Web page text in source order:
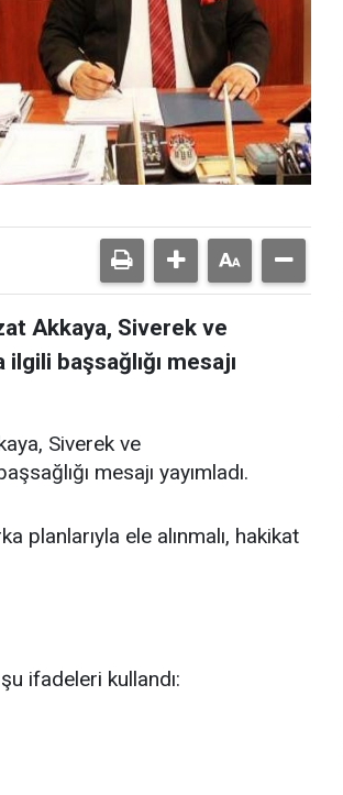
Akkaya, Siverek ve
başsağlığı mesajı
Siverek ve
mesajı yayımladı.
planlarıyla ele alınmalı, hakikat
ifadeleri kullandı: